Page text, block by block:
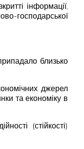
інформації,
господарської
близько
джерел
та економіку в
(стійкості)